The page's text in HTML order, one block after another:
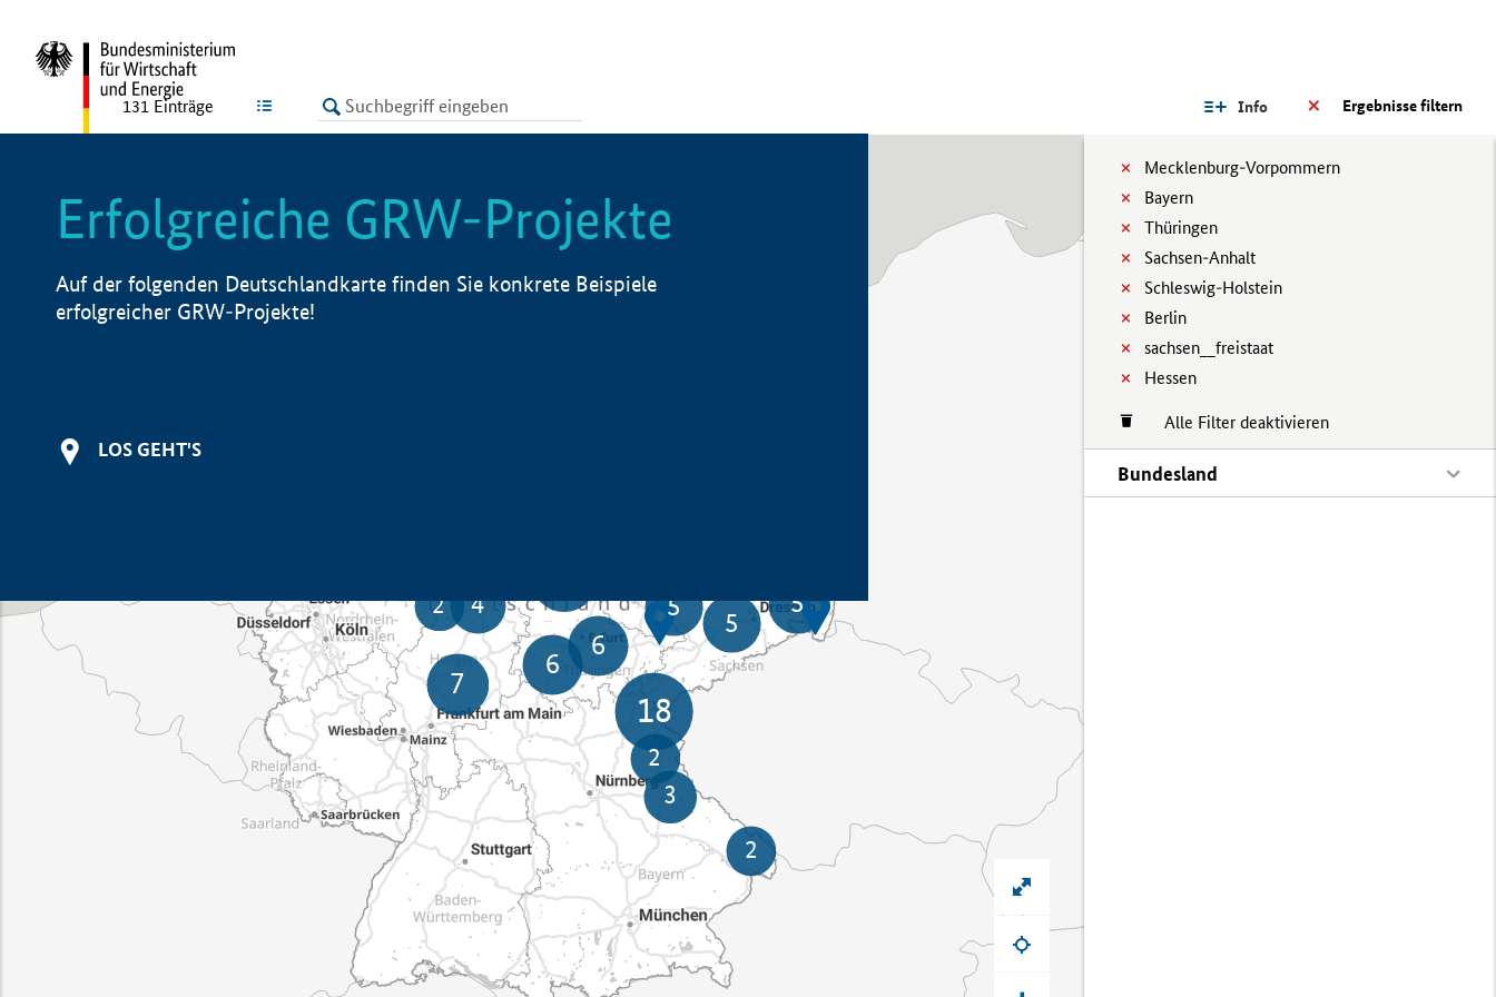
LISTE Ergebnisse filtern
Info
Mecklenburg-Vorpommern
Bayern
Thüringen
Sachsen-Anhalt
Schleswig-Holstein
Berlin
sachsen__freistaat
Hessen
Alle Filter deaktivieren
Bundesland
131 Einträge
Erfolgreiche GRW-Projekte
Auf der folgenden Deutschlandkarte finden Sie konkrete Beispiele
erfolgreicher GRW-Projekte!
LOS GEHT'S